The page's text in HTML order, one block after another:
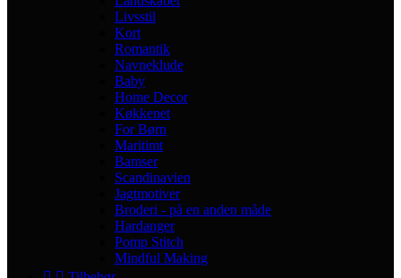
Livsstil
Kort
Romantik
Navneklude
Baby
Home Decor
Køkkenet
For Børn
Maritimt
Bamser
Scandinavien
Jagtmotiver
Broderi - på en anden måde
Hardanger
Pomp Stitch
Mindful Making